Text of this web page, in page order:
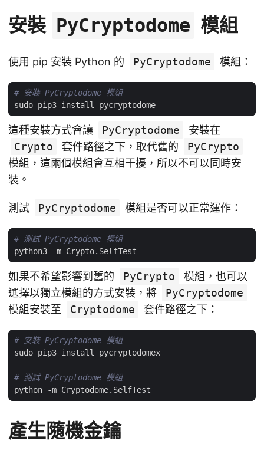
安裝 PyCryptodome 模組
使用 pip 安裝 Python 的 PyCryptodome 模組：
# 安裝 PyCryptodome 模組
這種安裝方式會讓 PyCryptodome
安裝在
Crypto
套件路徑之下，取代舊的
PyCrypto
模組，這兩個模組會互相干擾，所以不可以同時安
裝。
測試 PyCryptodome 模組是否可以正常運作：
# 測試 PyCryptodome 模組
如果不希望影響到舊的 PyCrypto
模組，也可以
選擇以獨立模組的方式安裝，將
PyCryptodome
模組安裝至
Cryptodome 套件路徑之下：
# 安裝 PyCryptodome 模組
# 測試 PyCryptodome 模組
產生隨機金鑰